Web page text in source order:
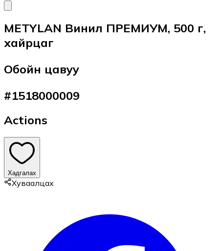
METYLAN Винил ПРЕМИУМ, 500 г,
хайрцаг
Обойн цавуу
#1518000009
Actions
Хадгалах
Хуваалцах